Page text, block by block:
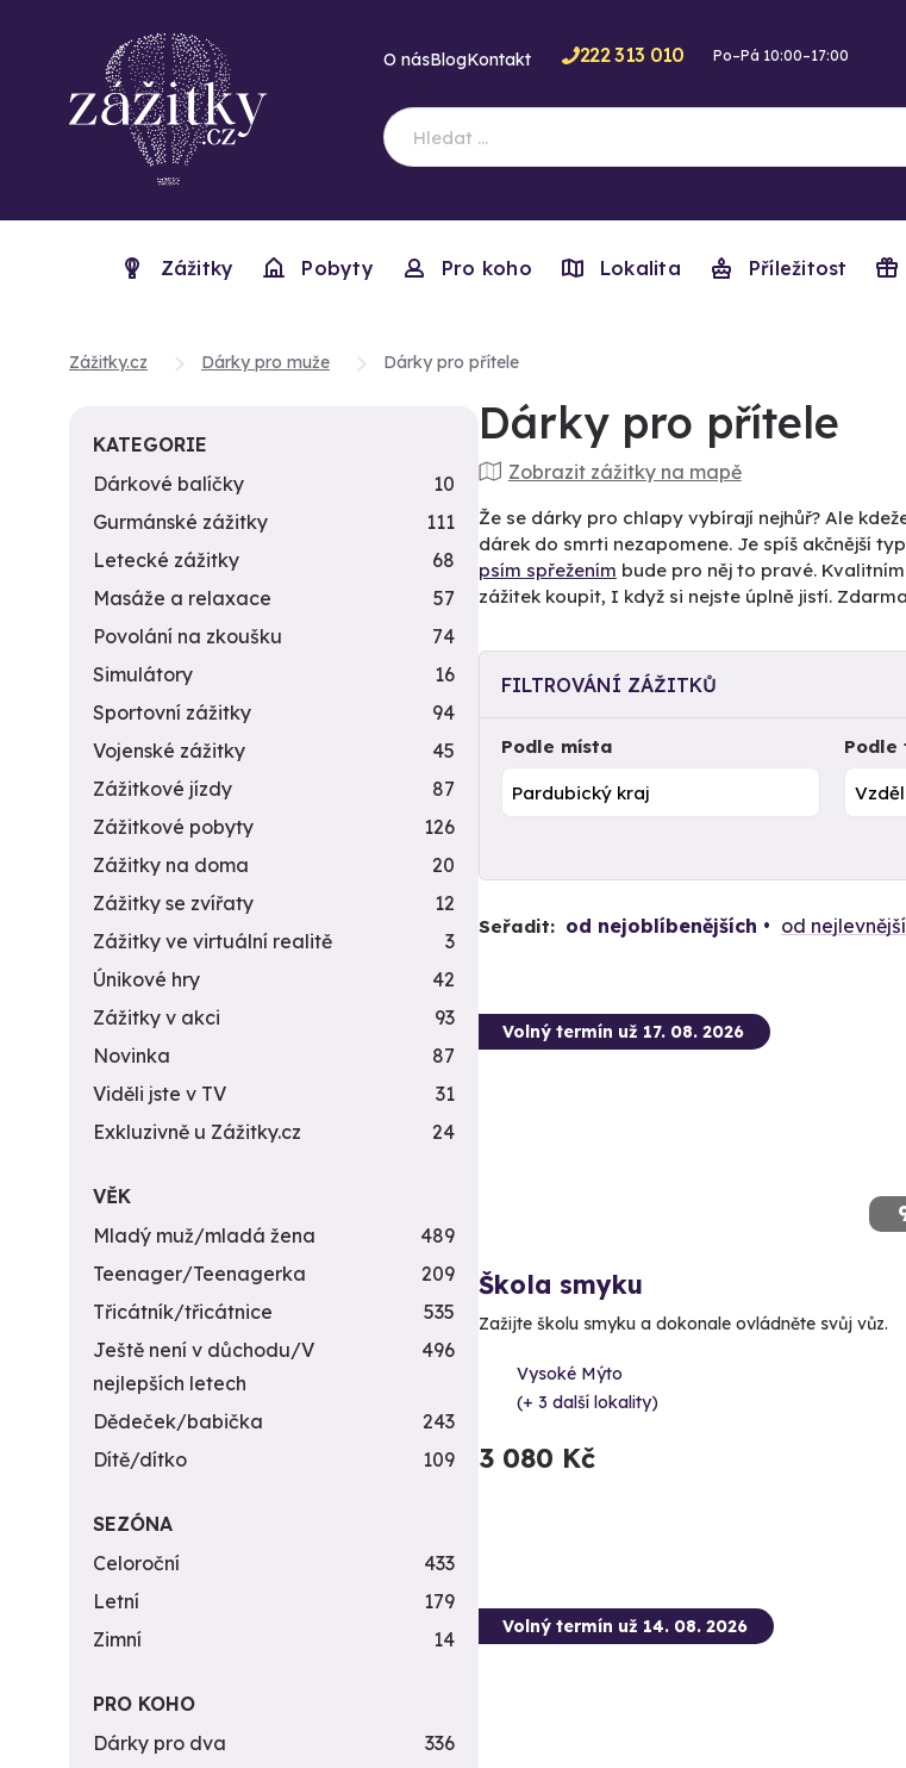
O násBlogKontakt 222 313 010 Po–Pá 10:00–17:00
Zážitky Pobyty Pro koho Lokalita Příležitost
Zážitky.cz Dárky pro muže Dárky pro přítele
Dárky pro přítele
Zobrazit zážitky na mapě
Že se dárky pro chlapy vybírají nejhůř? Ale
dárek do smrti nezapomene. Je spíš akčnější
psím spřežením bude pro něj to pravé.
zážitek koupit, I když si nejste úplně jistí.
FILTROVÁNÍ ZÁŽITKŮ
Podle místa Podle
Seřadit: od nejoblíbenějších od
Volný termín už 17. 08. 2026
Škola smyku
Zažijte školu smyku a dokonale ovládněte svůj vůz.
Vysoké Mýto
(+ 3 další lokality)
3 080 Kč
Volný termín už 14. 08. 2026
KATEGORIE
Dárkové balíčky
10
Gurmánské zážitky
111
Letecké zážitky
68
Masáže a relaxace
57
Povolání na zkoušku
74
Simulátory
16
Sportovní zážitky
94
Vojenské zážitky
45
Zážitkové jízdy
87
Zážitkové pobyty
126
Zážitky na doma
20
Zážitky se zvířaty
12
Zážitky ve virtuální realitě
3
Únikové hry
42
Zážitky v akci
93
Novinka
87
Viděli jste v TV
31
Exkluzivně u Zážitky.cz
24
VĚK
Mladý muž/mladá žena
489
Teenager/Teenagerka
209
Třicátník/třicátnice
535
Ještě není v důchodu/V
nejlepších letech
496
Dědeček/babička
243
Dítě/dítko
109
SEZÓNA
Celoroční
433
Letní
179
Zimní
14
PRO KOHO
Dárky pro dva
336